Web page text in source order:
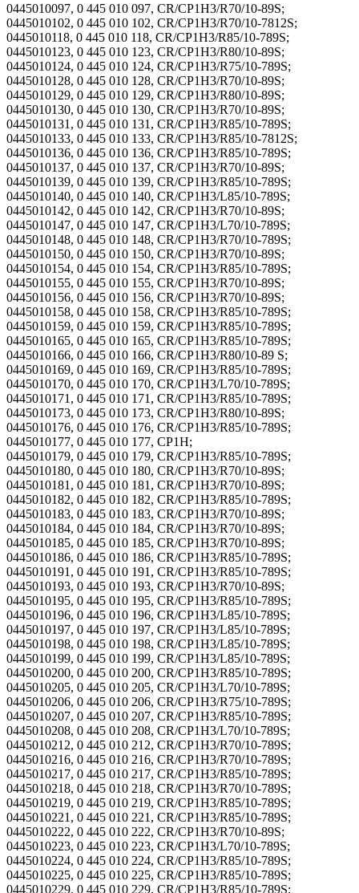
0445010097, 0 445 010 097, CR/CP1H3/R70/10-89S;
0445010102, 0 445 010 102, CR/CP1H3/R70/10-7812S;
0445010118, 0 445 010 118, CR/CP1H3/R85/10-789S;
0445010123, 0 445 010 123, CR/CP1H3/R80/10-89S;
0445010124, 0 445 010 124, CR/CP1H3/R75/10-789S;
0445010128, 0 445 010 128, CR/CP1H3/R70/10-89S;
0445010129, 0 445 010 129, CR/CP1H3/R80/10-89S;
0445010130, 0 445 010 130, CR/CP1H3/R70/10-89S;
0445010131, 0 445 010 131, CR/CP1H3/R85/10-789S;
0445010133, 0 445 010 133, CR/CP1H3/R85/10-7812S;
0445010136, 0 445 010 136, CR/CP1H3/R85/10-789S;
0445010137, 0 445 010 137, CR/CP1H3/R70/10-89S;
0445010139, 0 445 010 139, CR/CP1H3/R85/10-789S;
0445010140, 0 445 010 140, CR/CP1H3/L85/10-789S;
0445010142, 0 445 010 142, CR/CP1H3/R70/10-89S;
0445010147, 0 445 010 147, CR/CP1H3/L70/10-789S;
0445010148, 0 445 010 148, CR/CP1H3/R70/10-789S;
0445010150, 0 445 010 150, CR/CP1H3/R70/10-89S;
0445010154, 0 445 010 154, CR/CP1H3/R85/10-789S;
0445010155, 0 445 010 155, CR/CP1H3/R70/10-89S;
0445010156, 0 445 010 156, CR/CP1H3/R70/10-89S;
0445010158, 0 445 010 158, CR/CP1H3/R85/10-789S;
0445010159, 0 445 010 159, CR/CP1H3/R85/10-789S;
0445010165, 0 445 010 165, CR/CP1H3/R85/10-789S;
0445010166, 0 445 010 166, CR/CP1H3/R80/10-89 S;
0445010169, 0 445 010 169, CR/CP1H3/R85/10-789S;
0445010170, 0 445 010 170, CR/CP1H3/L70/10-789S;
0445010171, 0 445 010 171, CR/CP1H3/R85/10-789S;
0445010173, 0 445 010 173, CR/CP1H3/R80/10-89S;
0445010176, 0 445 010 176, CR/CP1H3/R85/10-789S;
0445010177, 0 445 010 177, CP1H;
0445010179, 0 445 010 179, CR/CP1H3/R85/10-789S;
0445010180, 0 445 010 180, CR/CP1H3/R70/10-89S;
0445010181, 0 445 010 181, CR/CP1H3/R70/10-89S;
0445010182, 0 445 010 182, CR/CP1H3/R85/10-789S;
0445010183, 0 445 010 183, CR/CP1H3/R70/10-89S;
0445010184, 0 445 010 184, CR/CP1H3/R70/10-89S;
0445010185, 0 445 010 185, CR/CP1H3/R70/10-89S;
0445010186, 0 445 010 186, CR/CP1H3/R85/10-789S;
0445010191, 0 445 010 191, CR/CP1H3/R85/10-789S;
0445010193, 0 445 010 193, CR/CP1H3/R70/10-89S;
0445010195, 0 445 010 195, CR/CP1H3/R85/10-789S;
0445010196, 0 445 010 196, CR/CP1H3/L85/10-789S;
0445010197, 0 445 010 197, CR/CP1H3/L85/10-789S;
0445010198, 0 445 010 198, CR/CP1H3/L85/10-789S;
0445010199, 0 445 010 199, CR/CP1H3/L85/10-789S;
0445010200, 0 445 010 200, CR/CP1H3/R85/10-789S;
0445010205, 0 445 010 205, CR/CP1H3/L70/10-789S;
0445010206, 0 445 010 206, CR/CP1H3/R75/10-789S;
0445010207, 0 445 010 207, CR/CP1H3/R85/10-789S;
0445010208, 0 445 010 208, CR/CP1H3/L70/10-789S;
0445010212, 0 445 010 212, CR/CP1H3/R70/10-789S;
0445010216, 0 445 010 216, CR/CP1H3/R70/10-789S;
0445010217, 0 445 010 217, CR/CP1H3/R85/10-789S;
0445010218, 0 445 010 218, CR/CP1H3/R70/10-789S;
0445010219, 0 445 010 219, CR/CP1H3/R85/10-789S;
0445010221, 0 445 010 221, CR/CP1H3/R85/10-789S;
0445010222, 0 445 010 222, CR/CP1H3/R70/10-89S;
0445010223, 0 445 010 223, CR/CP1H3/L70/10-789S;
0445010224, 0 445 010 224, CR/CP1H3/R85/10-789S;
0445010225, 0 445 010 225, CR/CP1H3/R85/10-789S;
0445010229, 0 445 010 229, CR/CP1H3/R85/10-789S;